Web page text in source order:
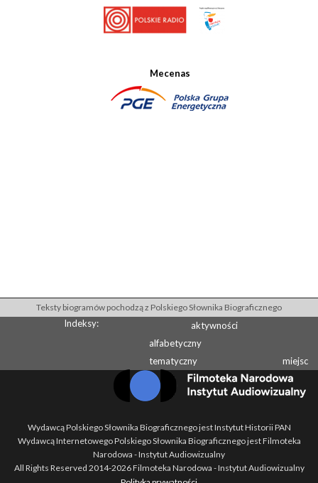
Mecenas
Teksty biogramów pochodzą z Polskiego Słownika Biograficznego
Indeksy:
aktywności
alfabetyczny
tematyczny
miejsc
Wydawcą Polskiego Słownika Biograficznego jest Instytut Historii PAN
Wydawcą Internetowego Polskiego Słownika Biograficznego jest Filmoteka
Narodowa - Instytut Audiowizualny
All Rights Reserved 2014-2026Filmoteka Narodowa - Instytut Audiowizualny